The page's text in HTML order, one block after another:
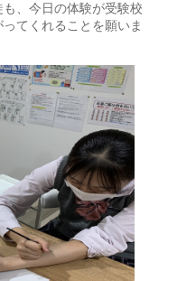
、今日の体験が受験校
てくれることを願いま